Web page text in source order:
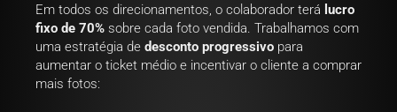
Em todos os direcionamentos, o colaborador terá lucro
fixo de 70% sobre cada foto vendida. Trabalhamos com
uma estratégia de desconto progressivo para
aumentar o ticket médio e incentivar o cliente a comprar
mais fotos: